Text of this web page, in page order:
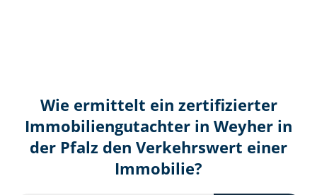
Wie ermittelt ein zertifizierter
Immobilien­gutachter in Weyher in
der Pfalz den Verkehrswert einer
Immobilie?